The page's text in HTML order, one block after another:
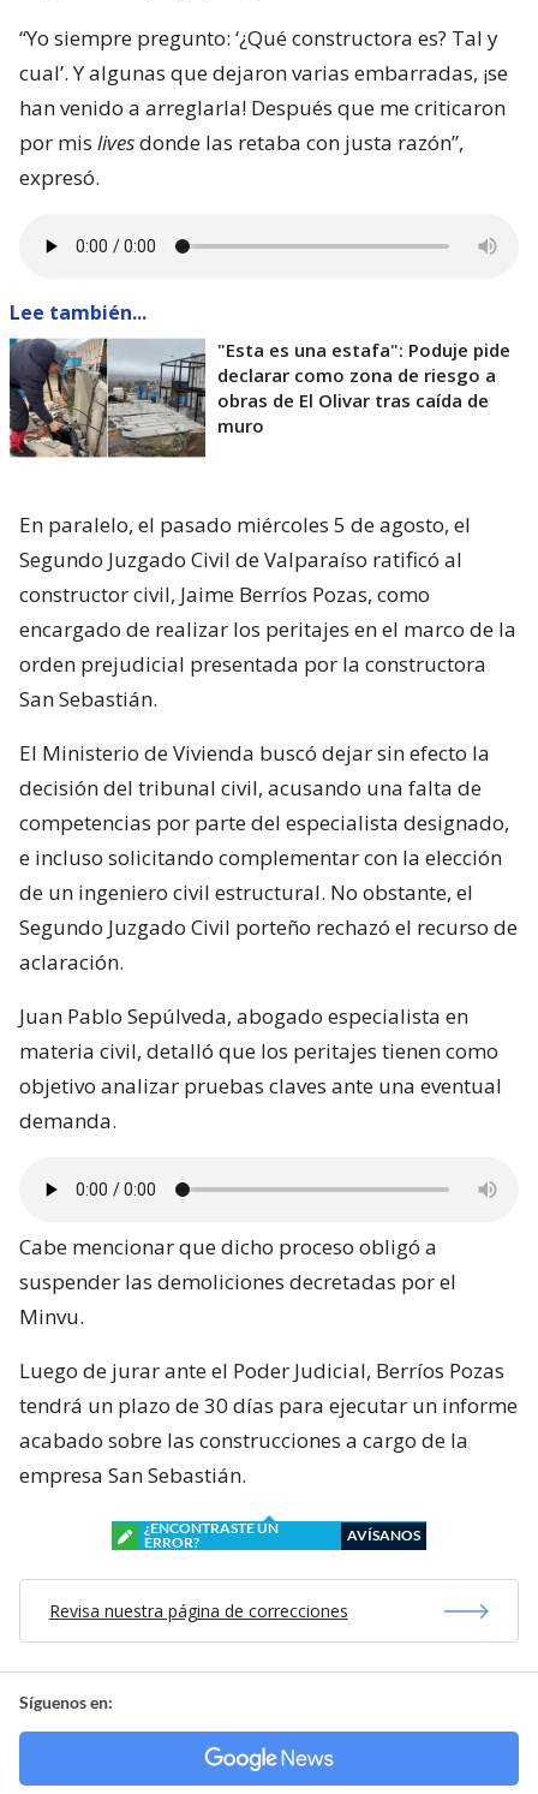
“Yo siempre pregunto: ‘¿Qué constructora es? Tal y
cual’. Y algunas que dejaron varias embarradas, ¡se
han venido a arreglarla! Después que me criticaron
por mis livesdonde las retaba con justa razón”,
expresó.
Lee también...
"Esta es una estafa": Poduje pide
declarar como zona de riesgo a
obras de El Olivar tras caída de
muro
En paralelo, el pasado miércoles 5 de agosto, el
Segundo Juzgado Civil de Valparaíso ratificó al
constructor civil, Jaime Berríos Pozas, como
encargado de realizar los peritajes en el marco de la
orden prejudicial presentada por la constructora
San Sebastián.
El Ministerio de Vivienda buscó dejar sin efecto la
decisión del tribunal civil, acusando una falta de
competencias por parte del especialista designado,
e incluso solicitando complementar con la elección
de un ingeniero civil estructural. No obstante, el
Segundo Juzgado Civil porteño rechazó el recurso de
aclaración.
Juan Pablo Sepúlveda, abogado especialista en
materia civil, detalló que los peritajes tienen como
objetivo analizar pruebas claves ante una eventual
demanda.
Cabe mencionar que dicho proceso obligó a
suspender las demoliciones decretadas por el
Minvu.
Luego de jurar ante el Poder Judicial, Berríos Pozas
tendrá un plazo de 30 días para ejecutar un informe
acabado sobre las construcciones a cargo de la
empresa San Sebastián.
¿ENCONTRASTE UN
ERROR?
AVÍSANOS
Revisa nuestra página de correcciones
Síguenos en: